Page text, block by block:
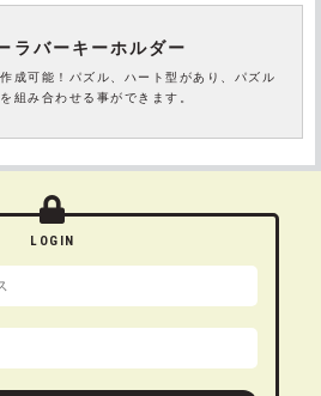
ラバーキーホルダー
成可能！パズル、ハート型があり、パズル
組み合わせる事ができます。
LOGIN